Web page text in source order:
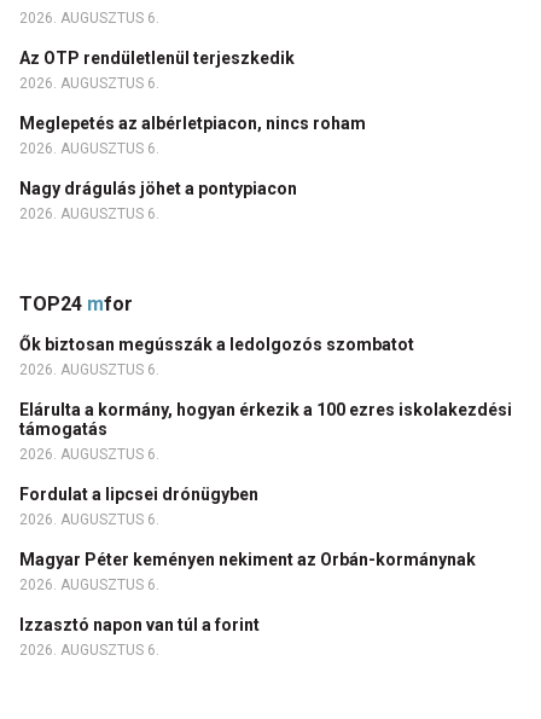
2026. AUGUSZTUS 6.
Az OTP rendületlenül terjeszkedik
2026. AUGUSZTUS 6.
Meglepetés az albérletpiacon, nincs roham
2026. AUGUSZTUS 6.
Nagy drágulás jöhet a pontypiacon
2026. AUGUSZTUS 6.
TOP24 mfor
Ők biztosan megússzák a ledolgozós szombatot
2026. AUGUSZTUS 6.
Elárulta a kormány, hogyan érkezik a 100 ezres iskolakezdési
támogatás
2026. AUGUSZTUS 6.
Fordulat a lipcsei drónügyben
2026. AUGUSZTUS 6.
Magyar Péter keményen nekiment az Orbán-kormánynak
2026. AUGUSZTUS 6.
Izzasztó napon van túl a forint
2026. AUGUSZTUS 6.